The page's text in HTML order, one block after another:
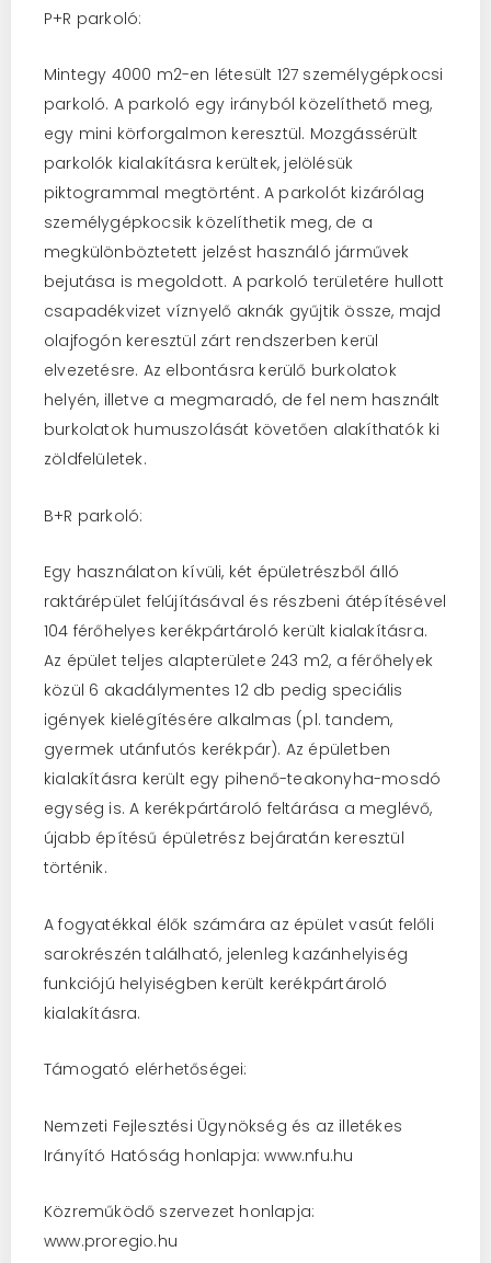
P+R parkoló:
Mintegy 4000 m2-en létesült 127 személygépkocsi
parkoló. A parkoló egy irányból közelíthető meg,
egy mini körforgalmon keresztül. Mozgássérült
parkolók kialakításra kerültek, jelölésük
piktogrammal megtörtént. A parkolót kizárólag
személygépkocsik közelíthetik meg, de a
megkülönböztetett jelzést használó járművek
bejutása is megoldott. A parkoló területére hullott
csapadékvizet víznyelő aknák gyűjtik össze, majd
olajfogón keresztül zárt rendszerben kerül
elvezetésre. Az elbontásra kerülő burkolatok
helyén, illetve a megmaradó, de fel nem használt
burkolatok humuszolását követően alakíthatók ki
zöldfelületek.
B+R parkoló:
Egy használaton kívüli, két épületrészből álló
raktárépület felújításával és részbeni átépítésével
104 férőhelyes kerékpártároló került kialakításra.
Az épület teljes alapterülete 243 m2, a férőhelyek
közül 6 akadálymentes 12 db pedig speciális
igények kielégítésére alkalmas (pl. tandem,
gyermek utánfutós kerékpár). Az épületben
kialakításra került egy pihenő-teakonyha-mosdó
egység is. A kerékpártároló feltárása a meglévő,
újabb építésű épületrész bejáratán keresztül
történik.
A fogyatékkal élők számára az épület vasút felőli
sarokrészén található, jelenleg kazánhelyiség
funkciójú helyiségben került kerékpártároló
kialakításra.
Támogató elérhetőségei:
Nemzeti Fejlesztési Ügynökség és az illetékes
Irányító Hatóság honlapja: www.nfu.hu
Közreműködő szervezet honlapja:
www.proregio.hu